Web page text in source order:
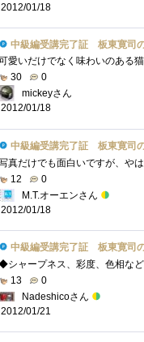
2012/01/18
中級編受講完了証 板東寛司のネコ
30
0
mickeyさん
2012/01/18
中級編受講完了証 板東寛司のネコ
12
0
M.T.オーエンさん
2012/01/18
中級編受講完了証 板東寛司のネコ
13
0
Nadeshicoさん
2012/01/21